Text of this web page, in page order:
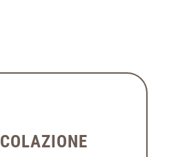
COLAZIONE